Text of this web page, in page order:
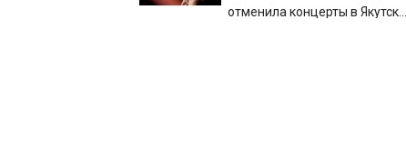
отменила концерты в Якутске